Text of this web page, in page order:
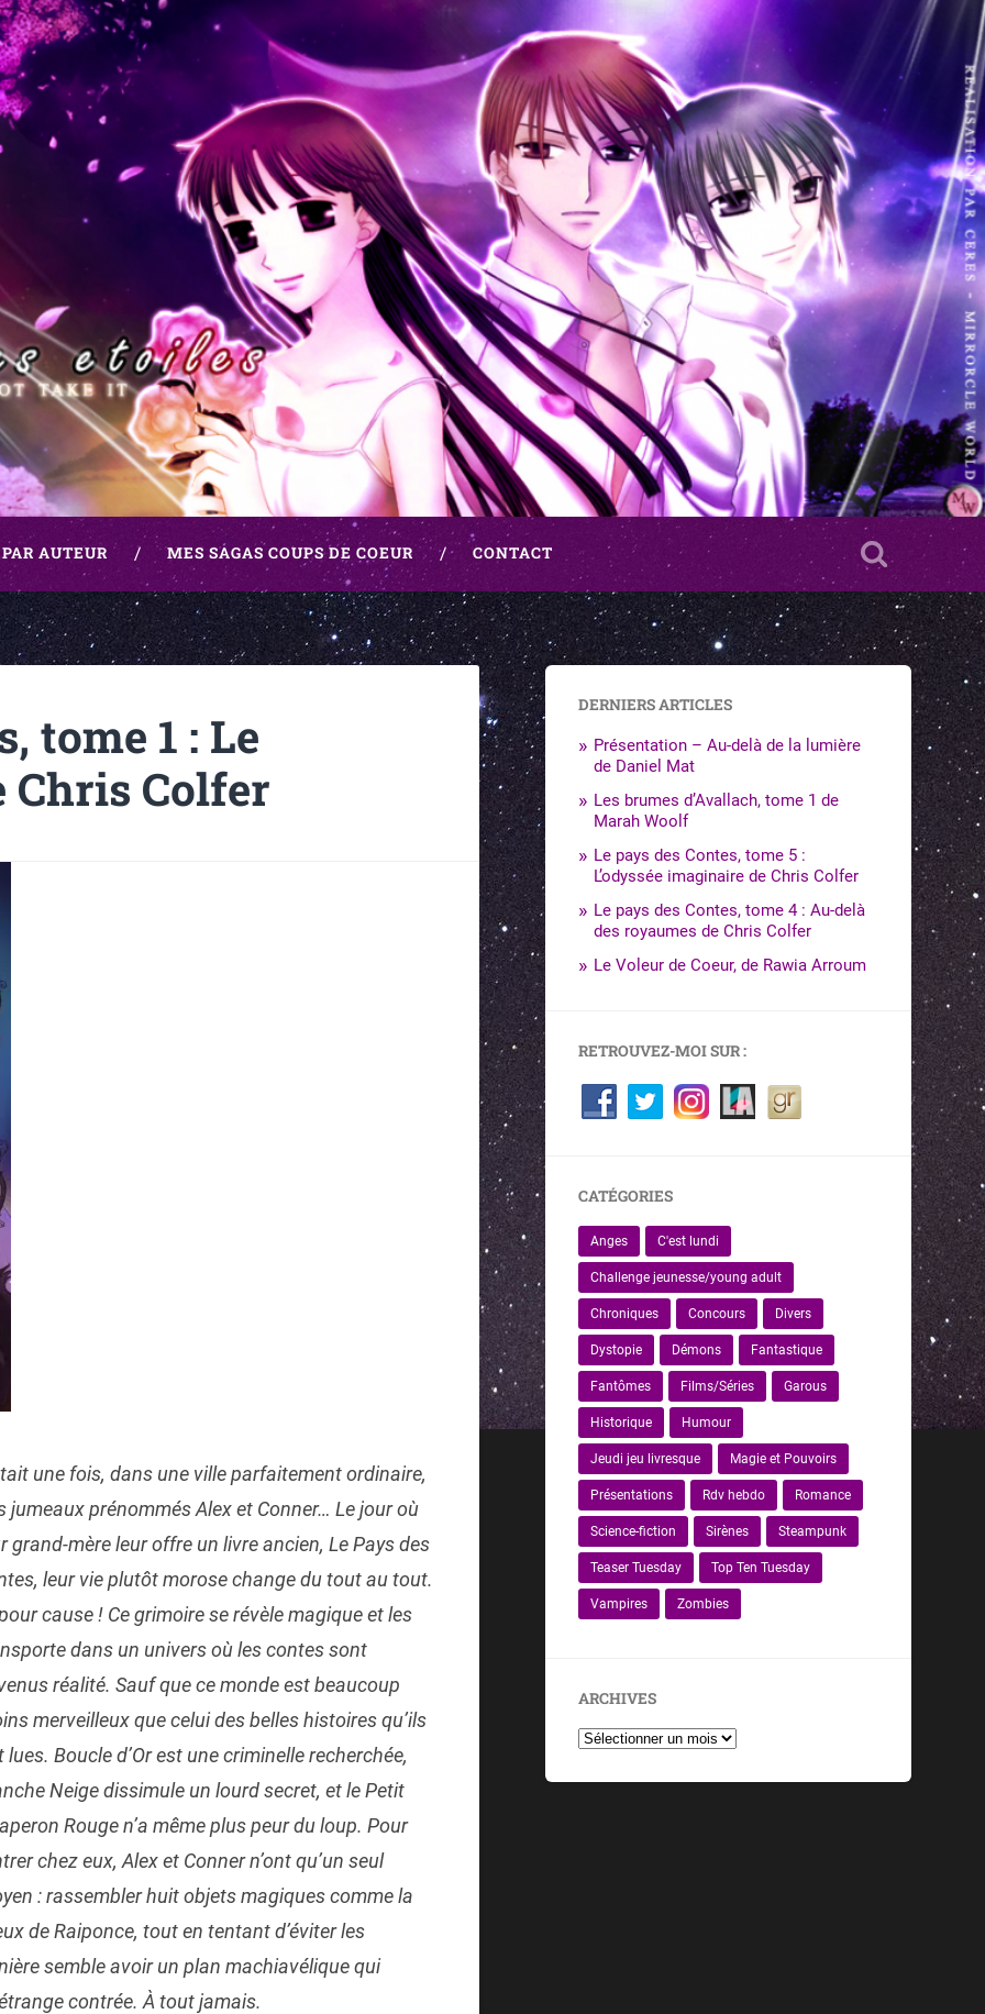
AUTEUR MES SAGAS COUPS DE COEUR CONTACT
tome 1 : Le
Chris Colfer
une fois, dans une ville parfaitement ordinaire,
jumeaux prénommés Alex et Conner… Le jour où
grand-mère leur offre un livre ancien, Le Pays des
leur vie plutôt morose change du tout au tout.
cause ! Ce grimoire se révèle magique et les
dans un univers où les contes sont
réalité. Sauf que ce monde est beaucoup
merveilleux que celui des belles histoires qu’ils
lues. Boucle d’Or est une criminelle recherchée,
Neige dissimule un lourd secret, et le Petit
Rouge n’a même plus peur du loup. Pour
chez eux, Alex et Conner n’ont qu’un seul
: rassembler huit objets magiques comme la
de Raiponce, tout en tentant d’éviter les
semble avoir un plan machiavélique qui
contrée. À tout jamais.
DERNIERS ARTICLES
Présentation – Au-delà de la lumière
de Daniel Mat
Les brumes d’Avallach, tome 1 de
Marah Woolf
Le pays des Contes, tome 5 :
L’odyssée imaginaire de Chris Colfer
Le pays des Contes, tome 4 : Au-delà
des royaumes de Chris Colfer
Le Voleur de Coeur, de Rawia Arroum
RETROUVEZ-MOI SUR :
CATÉGORIES
Anges C'est lundi
Challenge jeunesse/young adult
Chroniques Concours Divers
Dystopie Démons Fantastique
Fantômes Films/Séries Garous
Historique Humour
Jeudi jeu livresque Magie et Pouvoirs
Présentations Rdv hebdo Romance
Science-fiction Sirènes Steampunk
Teaser Tuesday Top Ten Tuesday
Vampires Zombies
ARCHIVES